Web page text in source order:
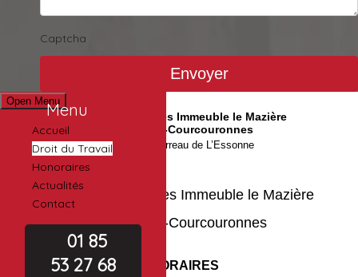
Captcha
Open MenuMenu
Accueil
Droit du Travail
Honoraires
Actualités
Contact
01 85
53 27 68
2 rue des Mazières Immeuble le Mazière
91000 Évry-Courcouronnes
Avocat au barreau de L’Essonne
2 rue des Mazières Immeuble le Mazière
91000 Évry-Courcouronnes
HORAIRES